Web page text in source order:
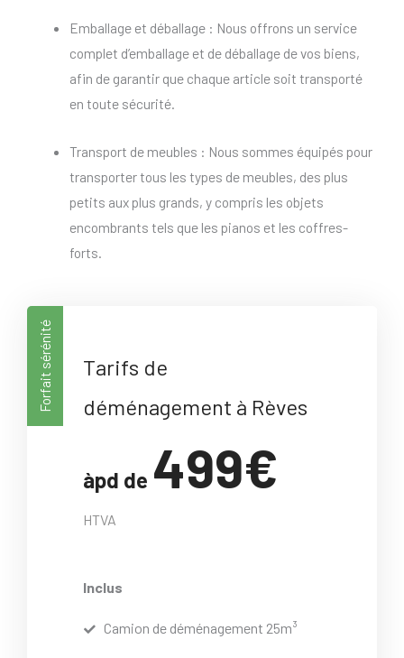
Emballage et déballage : Nous offrons un service
complet d’emballage et de déballage de vos biens,
afin de garantir que chaque article soit transporté
en toute sécurité.
Transport de meubles : Nous sommes équipés pour
transporter tous les types de meubles, des plus
petits aux plus grands, y compris les objets
encombrants tels que les pianos et les coffres-
forts.
Forfait sérénité
Tarifs de
déménagement à Rèves
àpd de 499€
HTVA
Inclus
Camion de déménagement 25m³